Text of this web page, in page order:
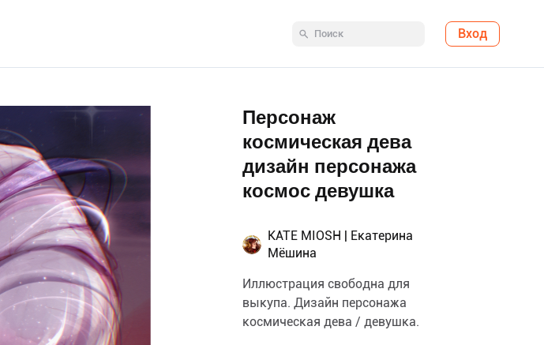
Вход
Персонаж
космическая дева
дизайн персонажа
космос девушка
KATE MIOSH | Екатерина
Мёшина
Иллюстрация свободна для
выкупа. Дизайн персонажа
космическая дева / девушка.